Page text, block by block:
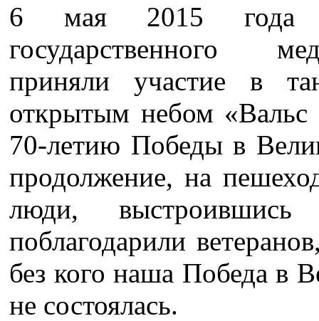
6 мая 2015 года
государственного
приняли участие в
открытым небом «Вальс
70-летию Победы в
продолжение, на
люди,
поблагодарили
без кого наша Победа в
не состоялась.